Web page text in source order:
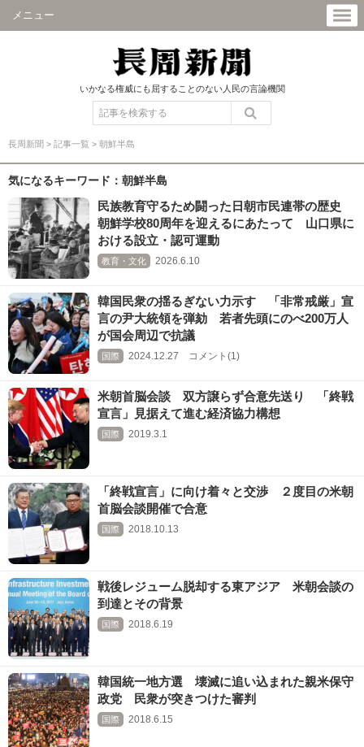
メニュー
いかなる権威にも屈することのない人民の言論機関
長周新聞 > 記事一覧 > 朝鮮半島
気になるキーワード：朝鮮半島
民族教育守るため闘った日朝市民連帯の歴史
朝鮮学校80周年を迎えるにあたって 山口県に
おける設立・認可運動
教育・文化 2026.6.10
韓国民衆の揺るぎない力示す 「非常戒厳」宣
言の尹大統領を弾劾 若者先頭にのべ200万人
が国会周辺で抗議
国際 2024.12.27 コメント(1)
米朝首脳会談 双方譲らず合意先送り 「終戦
宣言」見据えて進む経済協力構想
国際 2019.3.1
「終戦宣言」に向け着々と交渉 ２度目の米朝
首脳会談開催で合意
国際 2018.10.13
戦後レジューム脱却する東アジア 米朝会談の
到達とその背景
国際 2018.6.19
韓国統一地方選 壊滅に追い込まれた親米保守
政党 民衆が突きつけた審判
国際 2018.6.15